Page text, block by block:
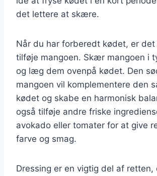
det lettere at skære.
Når du har forberedt kødet, er
tilføje mangoen. Skær mangoen i
og læg dem ovenpå kødet. Den
mangoen vil komplementere den
kødet og skabe en harmonisk
også tilføje andre friske
avokado eller tomater for at give
farve og smag.
Dressing er en vigtig del af retten,